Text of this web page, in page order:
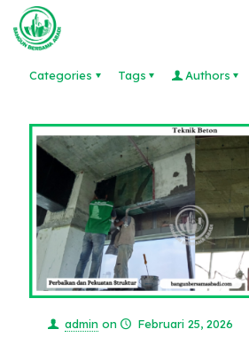
Categories Tags Authors
admin on Februari 25, 2026